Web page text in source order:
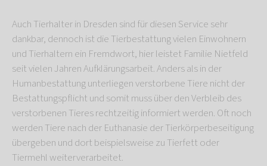
Auch Tierhalter in Dresden sind für diesen Service sehr
dankbar, dennoch ist die Tierbestattung vielen Einwohnern
und Tierhaltern ein Fremdwort, hier leistet Familie Nietfeld
seit vielen Jahren Aufklärungsarbeit. Anders als in der
Humanbestattung unterliegen verstorbene Tiere nicht der
Bestattungspflicht und somit muss über den Verbleib des
verstorbenen Tieres rechtzeitig informiert werden. Oft noch
werden Tiere nach der Euthanasie der Tierkörperbeseitigung
übergeben und dort beispielsweise zu Tierfett oder
Tiermehl weiterverarbeitet.